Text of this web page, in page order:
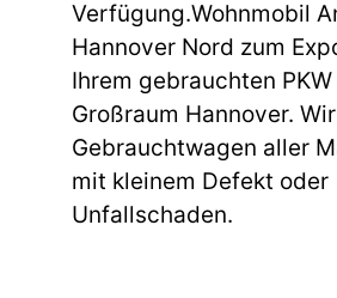
Verfügung.Wohnmobil
Hannover Nord zum
Ihrem gebrauchten PKW
Großraum Hannover.
Gebrauchtwagen aller
mit kleinem Defekt oder
Unfallschaden.